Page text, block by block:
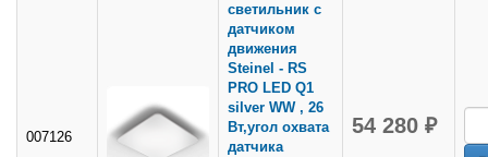
007126
светильник с
датчиком
движения
Steinel - RS
PRO LED Q1
silver WW , 26
Вт,угол охвата
датчика
54 280 ₽